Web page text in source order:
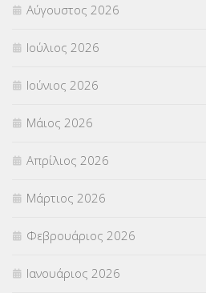
Π.Ε.Κ. ΗΡΑΚΛΕΙΟΥ
ΠΑΝΕΛΛΑΔΙΚΕΣ ΕΞΕΤΑΣΕΙΣ
ΠΡΟΚΗΡΥΞΕΙΣ
ΣΕΜΙΝΑΡΙΑ – ΗΜΕΡΙΔΕΣ
ΣΕΠ(50)
ΣΤΕΛΕΧΗ (360)
ΣΥΜΒΟΥΛΕΥΤΙΚΟΣ ΣΤΑΘΜΟΣ ΝΕΩΝ
ΣΥΝΤΑΞΕΙΣ(12)
Αύγουστος 2026
Ιούλιος 2026
Ιούνιος 2026
Μάιος 2026
Απρίλιος 2026
Μάρτιος 2026
Φεβρουάριος 2026
Ιανουάριος 2026